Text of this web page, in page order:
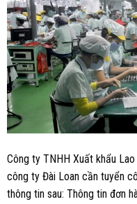
Công ty TNHH Xuất khẩu
công ty Đài Loan cần tuyển
thông tin sau: Thông tin đơn